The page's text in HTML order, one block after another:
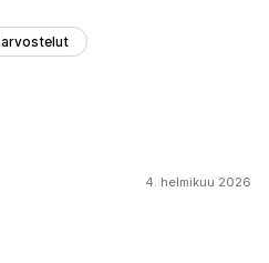
arvostelut
4. helmikuu 2026